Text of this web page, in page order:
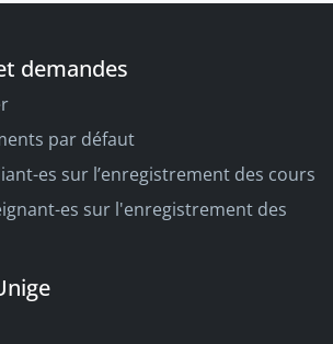
demandes
par défaut
es sur l’enregistrement des cours
es sur l'enregistrement des